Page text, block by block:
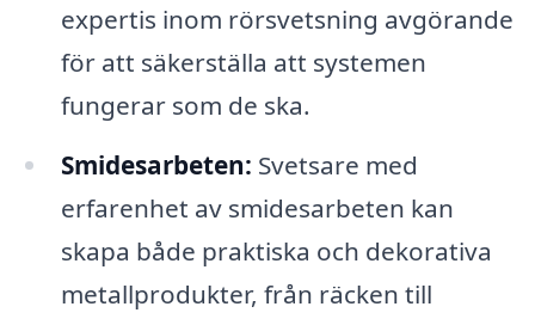
expertis inom rörsvetsning avgörande
för att säkerställa att systemen
fungerar som de ska.
Smidesarbeten: Svetsare med
erfarenhet av smidesarbeten kan
skapa både praktiska och dekorativa
metallprodukter, från räcken till